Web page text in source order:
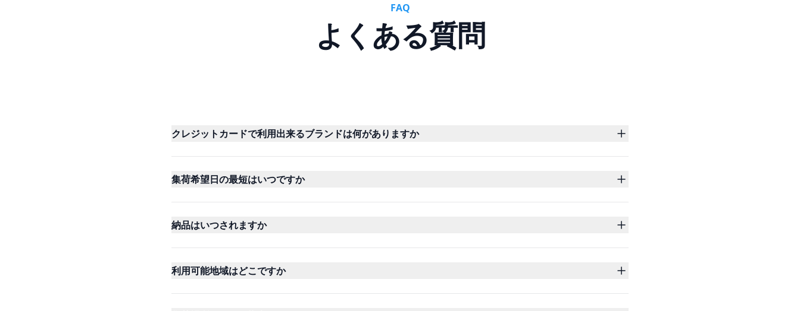
FAQ
よくある質問
クレジットカードで利用出来るブランドは何がありますか
集荷希望日の最短はいつですか
納品はいつされますか
利用可能地域はどこですか